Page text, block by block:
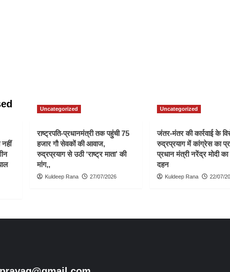
नहीं
Uncategorized
राष्ट्रपति-प्रधानमंत्री तक पहुंची 75
हजार गौ सेवकों की आवाज,
रुद्रप्रयाग से उठी ‘राष्ट्र माता’ की
मांग,,
Kuldeep Rana 27/07/2026
Uncategorized
जंतर-मंतर की कार्रवाई के
रुद्रप्रयाग में कांग्रेस का
प्रधान मंत्री नरेंद्र मोदी
दहन
Kuldeep Rana 22/07/